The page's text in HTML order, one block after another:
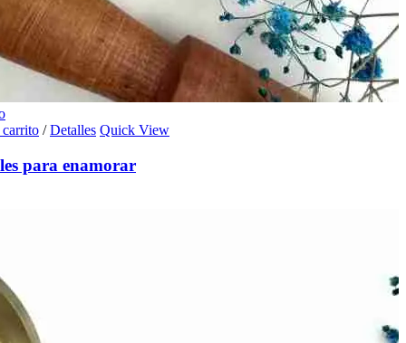
/ Detalles Quick View
para enamorar